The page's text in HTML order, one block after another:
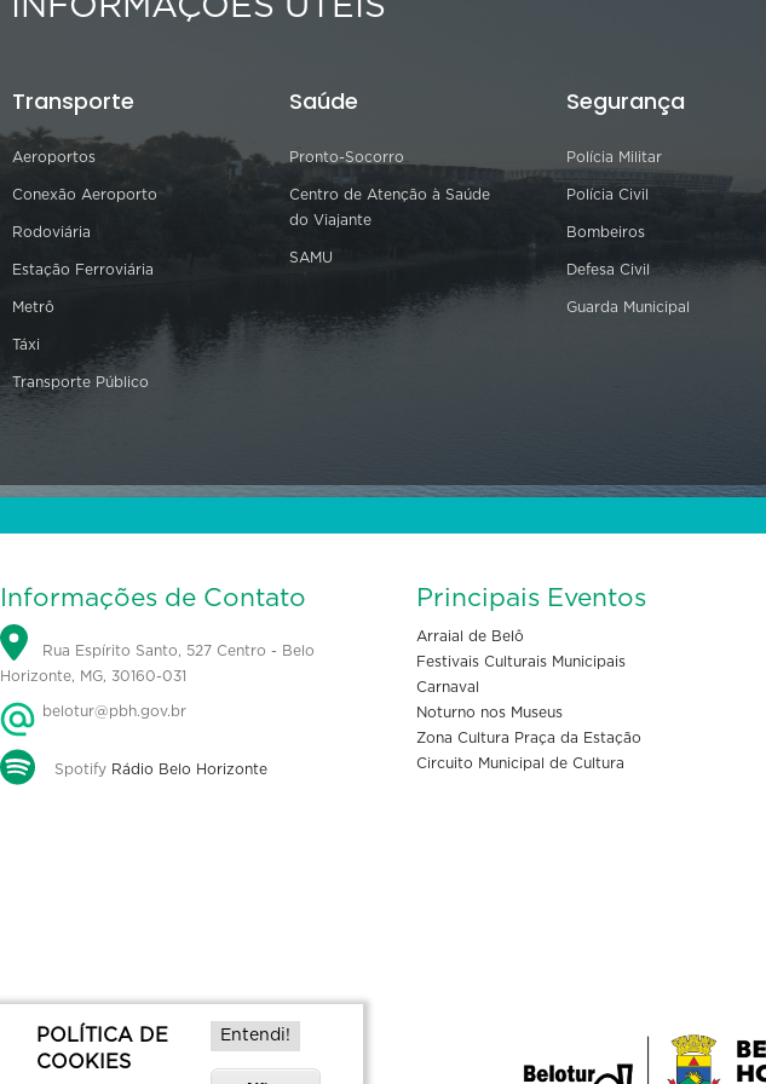
INFORMAÇÕES ÚTEIS
Transporte
Aeroportos
Conexão Aeroporto
Rodoviária
Estação Ferroviária
Metrô
Táxi
Transporte Público
Saúde
Pronto-Socorro
Centro de Atenção à Saúde
do Viajante
SAMU
Segurança
Polícia Militar
Polícia Civil
Bombeiros
Defesa Civil
Guarda Municipal
Informações de Contato
Rua Espírito Santo, 527 Centro - Belo
Horizonte, MG, 30160-031
belotur@pbh.gov.br
Spotify Rádio Belo Horizonte
Principais Eventos
Arraial de Belô
Festivais Culturais Municipais
Carnaval
Noturno nos Museus
Zona Cultura Praça da Estação
Circuito Municipal de Cultura
POLÍTICA DE
COOKIES
Entendi!